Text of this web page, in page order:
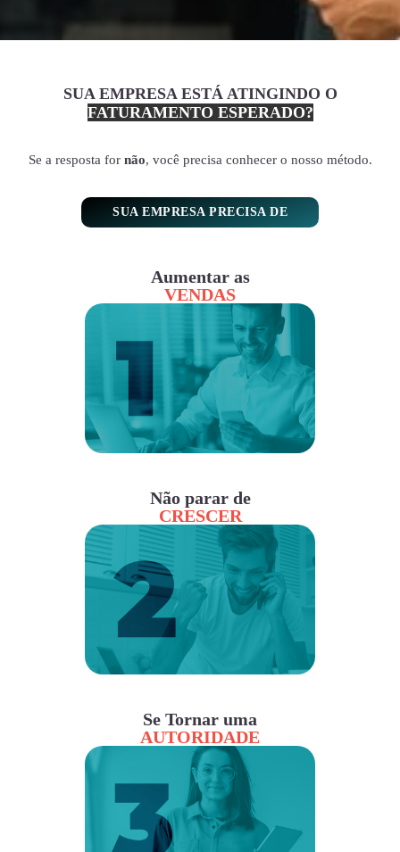
SUA EMPRESA ESTÁ ATINGINDO O
FATURAMENTO ESPERADO?
Se a resposta for não, você precisa conhecer o nosso método.
SUA EMPRESA PRECISA DE
Aumentar as
VENDAS
Não parar de
CRESCER
Se Tornar uma
AUTORIDADE